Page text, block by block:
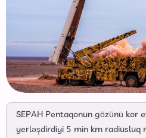
SEPAH Pentaqonun gözünü kor
yerləşdirdiyi 5 min km radiusluq